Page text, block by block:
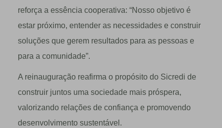
reforça a essência cooperativa: “Nosso objetivo é
estar próximo, entender as necessidades e construir
soluções que gerem resultados para as pessoas e
para a comunidade”.
A reinauguração reafirma o propósito do Sicredi de
construir juntos uma sociedade mais próspera,
valorizando relações de confiança e promovendo
desenvolvimento sustentável.